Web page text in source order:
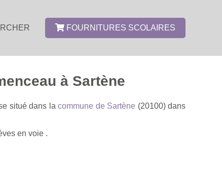
FOURNITURES SCOLAIRES
à Sartène
situé dans lacommune de Sartène (20100) dans
en voie .